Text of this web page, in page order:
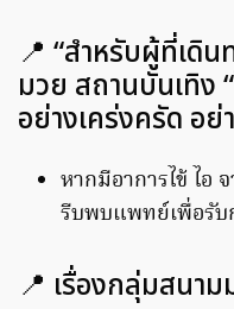
📍 “สำหรับผู้ที่เดิ
มวย สถานบันเทิง
อย่างเคร่งครัด อ
หากมีอาการไข้ ไอ
รีบพบแพทย์เพื่อรับ
📍 เรื่องกลุ่มสนาม